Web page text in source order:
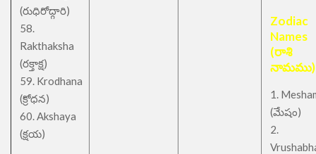
(రుధిరోద్గారి)
58.
Rakthaksha
(రక్తాక్ష)
59. Krodhana
(క్రోధన)
60. Akshaya
(క్షయ)
Zodiac
Names
(రాశి
నామము)
1.
(మేషం)
2.